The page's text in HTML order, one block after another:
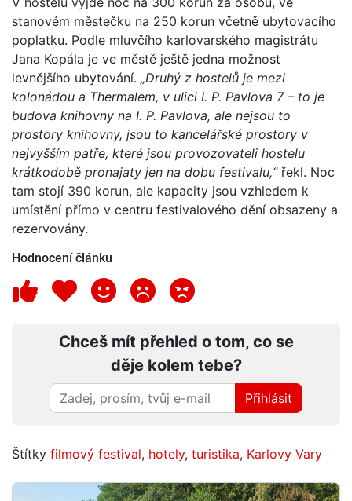
stanovém městečku na 250 korun včetně ubytovacího
poplatku. Podle mluvčího karlovarského magistrátu
Jana Kopála je ve městě ještě jedna možnost
levnějšího ubytování. „Druhý z hostelů je mezi
kolonádou a Thermalem, v ulici I. P. Pavlova 7 – to je
budova knihovny na I. P. Pavlova, ale nejsou to
prostory knihovny, jsou to kancelářské prostory v
nejvyšším patře, které jsou provozovateli hostelu
krátkodobě pronajaty jen na dobu festivalu,“řekl. Noc
tam stojí 390 korun, ale kapacity jsou vzhledem k
umístění přímo v centru festivalového dění obsazeny a
rezervovány.
Hodnocení článku
Chceš mít přehled o tom, co se
děje kolem tebe?
Přihlásit
Štítky filmový festival, hotely, turistika, Karlovy Vary